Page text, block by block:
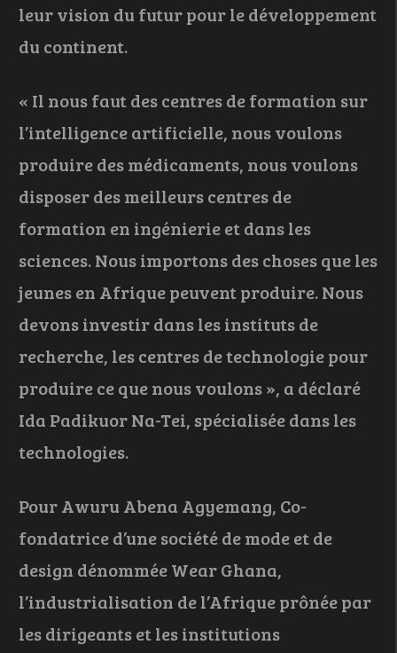
leur vision du futur pour le développement
du continent.
« Il nous faut des centres de formation sur
l’intelligence artificielle, nous voulons
produire des médicaments, nous voulons
disposer des meilleurs centres de
formation en ingénierie et dans les
sciences. Nous importons des choses que les
jeunes en Afrique peuvent produire. Nous
devons investir dans les instituts de
recherche, les centres de technologie pour
produire ce que nous voulons », a déclaré
Ida Padikuor Na-Tei, spécialisée dans les
technologies.
Pour Awuru Abena Agyemang, Co-
fondatrice d’une société de mode et de
design dénommée Wear Ghana,
l’industrialisation de l’Afrique prônée par
les dirigeants et les institutions